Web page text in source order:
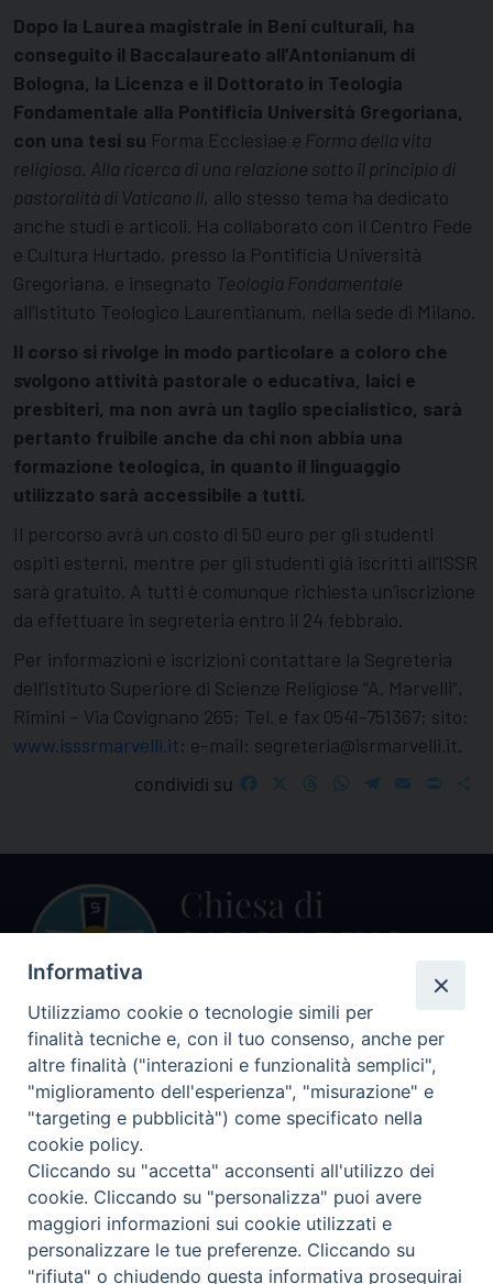
Dopo la Laurea magistrale in Beni culturali, ha
conseguito il Baccalaureato all’Antonianum di
Bologna, la Licenza e il Dottorato in Teologia
Fondamentale alla Pontificia Università Gregoriana,
con una tesi su Forma Ecclesiae e Forma della vita
religiosa. Alla ricerca di una relazione sotto il principio di
pastoralità di Vaticano II, allo stesso tema ha dedicato
anche studi e articoli. Ha collaborato con il Centro Fede
e Cultura Hurtado, presso la Pontificia Università
Gregoriana, e insegnato Teologia Fondamentale
all’Istituto Teologico Laurentianum, nella sede di Milano.
Il corso si rivolge in modo particolare a coloro che
svolgono attività pastorale o educativa, laici e
presbiteri, ma non avrà un taglio specialistico, sarà
pertanto fruibile anche da chi non abbia una
formazione teologica, in quanto il linguaggio
utilizzato sarà accessibile a tutti.
Il percorso avrà un costo di 50 euro per gli studenti
ospiti esterni, mentre per gli studenti già iscritti all’ISSR
sarà gratuito. A tutti è comunque richiesta un’iscrizione
da effettuare in segreteria entro il 24 febbraio.
Per informazioni e iscrizioni contattare la Segreteria
dell’Istituto Superiore di Scienze Religiose “A. Marvelli”,
Rimini – Via Covignano 265; Tel. e fax 0541-751367; sito:
www.isssrmarvelli.it; e-mail: segreteria@isrmarvelli.it.
condividi su
FacebookThreadsWhatsApp
Telegram
EmailPrint
Centralino Curia Vescovile
0541 913711
Indirizzo
47864 PENNABILLI (RN)
Seguici su
Facebook
Instagram
LinkedIn
X YouTube
Feed
Informativa
Utilizziamo cookie o tecnologie simili per
finalità tecniche e, con il tuo consenso, anche per
altre finalità ("interazioni e funzionalità semplici",
"miglioramento dell'esperienza", "misurazione" e
"targeting e pubblicità") come specificato nella
cookie policy.
Cliccando su "accetta" acconsenti all'utilizzo dei
cookie. Cliccando su "personalizza" puoi avere
maggiori informazioni sui cookie utilizzati e
personalizzare le tue preferenze. Cliccando su
"rifiuta" o chiudendo questa informativa proseguirai